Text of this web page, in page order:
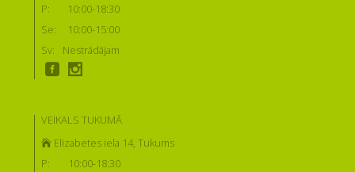
P:
10:00-18:30
Se:
10:00-15:00
Sv:
Nestrādājam
VEIKALS TUKUMĀ
Elizabetes iela 14, Tukums
P:
10:00-18:30